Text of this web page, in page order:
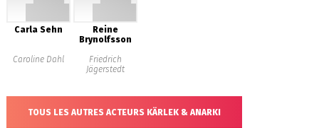
Carla Sehn
Caroline Dahl
Reine
Brynolfsson
Friedrich
Jägerstedt
TOUS LES AUTRES ACTEURS KÄRLEK & ANARKI